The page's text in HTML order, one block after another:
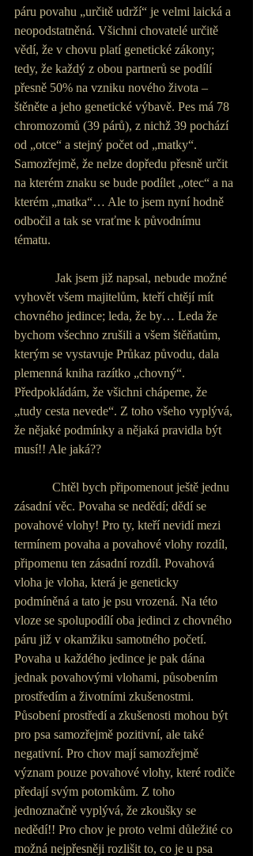
páru povahu „určitě udrží“ je velmi laická a
neopodstatněná. Všichni chovatelé určitě
vědí, že v chovu platí genetické zákony;
tedy, že každý z obou partnerů se podílí
přesně 50% na vzniku nového života –
štěněte a jeho genetické výbavě. Pes má 78
chromozomů (39 párů), z nichž 39 pochází
od „otce“ a stejný počet od „matky“.
Samozřejmě, že nelze dopředu přesně určit
na kterém znaku se bude podílet „otec“ a na
kterém „matka“… Ale to jsem nyní hodně
odbočil a tak se vraťme k původnímu
tématu.
vyhovět všem majitelům, kteří chtějí mít
chovného jedince; leda, že by… Leda že
bychom všechno zrušili a všem štěňatům,
kterým se vystavuje Průkaz původu, dala
plemenná kniha razítko „chovný“.
Předpokládám, že všichni chápeme, že
„tudy cesta nevede“. Z toho všeho vyplývá,
že nějaké podmínky a nějaká pravidla být
musí!! Ale jaká??
zásadní věc. Povaha se nedědí; dědí se
povahové vlohy! Pro ty, kteří nevidí mezi
termínem povaha a povahové vlohy rozdíl,
připomenu ten zásadní rozdíl. Povahová
vloha je vloha, která je geneticky
podmíněná a tato je psu vrozená. Na této
vloze se spolupodílí oba jedinci z chovného
páru již v okamžiku samotného početí.
Povaha u každého jedince je pak dána
jednak povahovými vlohami, působením
prostředím a životními zkušenostmi.
Působení prostředí a zkušenosti mohou být
pro psa samozřejmě pozitivní, ale také
negativní. Pro chov mají samozřejmě
význam pouze povahové vlohy, které rodiče
předají svým potomkům. Z toho
jednoznačně vyplývá, že zkoušky se
nedědí!! Pro chov je proto velmi důležité co
možná nejpřesněji rozlišit to, co je u psa